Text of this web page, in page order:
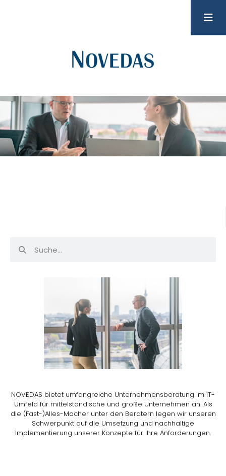
NOVEDAS bietet umfangreiche Unternehmensberatung im IT-
Umfeld für mittelständische und große Unternehmen an. Als
die (Fast-)Alles-Macher unter den Beratern legen wir unseren
Schwerpunkt auf die Umsetzung und nachhaltige
Implementierung unserer Konzepte für Ihre Anforderungen.